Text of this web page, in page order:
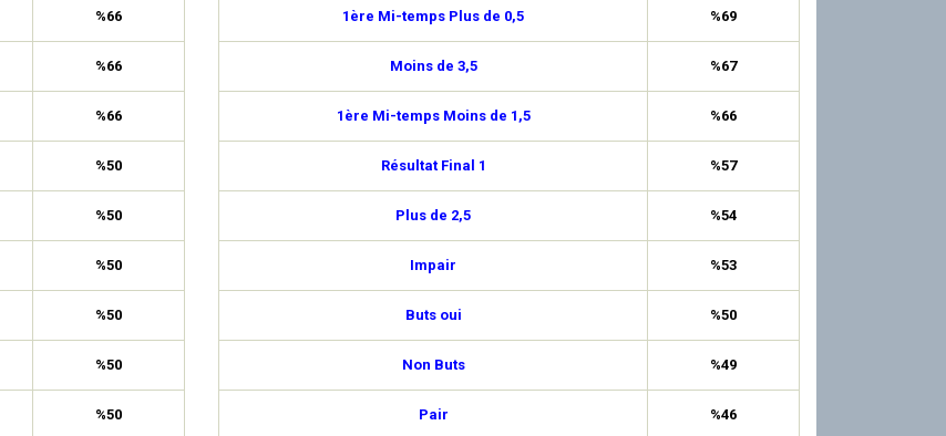
%66
%66
%66
%50
%50
%50
%50
%50
%50
1ère Mi-temps Plus de 0,5 %69
Moins de 3,5 %67
1ère Mi-temps Moins de 1,5 %66
Résultat Final 1 %57
Plus de 2,5 %54
Impair %53
Buts oui %50
Non Buts %49
Pair %46